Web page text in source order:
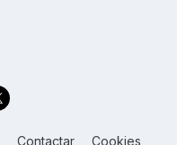
Contactar Cookies